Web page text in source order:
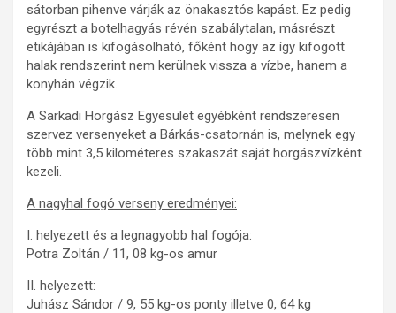
sátorban pihenve várják az önakasztós kapást. Ez pedig
egyrészt a botelhagyás révén szabálytalan, másrészt
etikájában is kifogásolható, főként hogy az így kifogott
halak rendszerint nem kerülnek vissza a vízbe, hanem a
konyhán végzik.
A Sarkadi Horgász Egyesület egyébként rendszeresen
szervez versenyeket a Bárkás-csatornán is, melynek egy
több mint 3,5 kilométeres szakaszát saját horgászvízként
kezeli.
A nagyhal fogó verseny eredményei:
I. helyezett és a legnagyobb hal fogója:
Potra Zoltán / 11, 08 kg-os amur
II. helyezett:
Juhász Sándor / 9, 55 kg-os ponty illetve 0, 64 kg